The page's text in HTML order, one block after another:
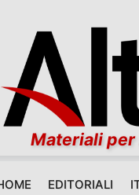
Materiali
EDITORIALI